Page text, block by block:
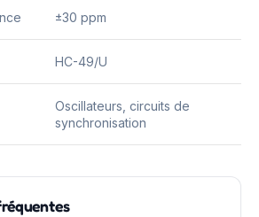
±30 ppm
HC-49/U
Oscillateurs, circuits de
synchronisation